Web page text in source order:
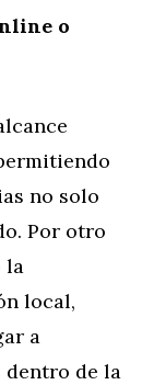
o
no solo
Por otro
la
local,
a
dentro de la